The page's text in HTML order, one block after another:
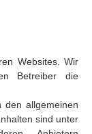
Websites. Wir
Betreiber die
allgemeinen
sind unter